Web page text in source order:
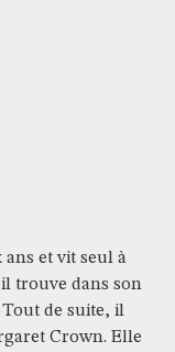
ans et vit seul à
trouve dans son
de suite, il
Crown. Elle